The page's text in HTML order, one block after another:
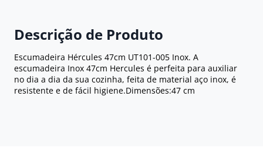
Descrição de Produto
Escumadeira Hércules 47cm UT101-005 Inox. A
escumadeira Inox 47cm Hercules é perfeita para auxiliar
no dia a dia da sua cozinha, feita de material aço inox, é
resistente e de fácil higiene.Dimensões:47 cm